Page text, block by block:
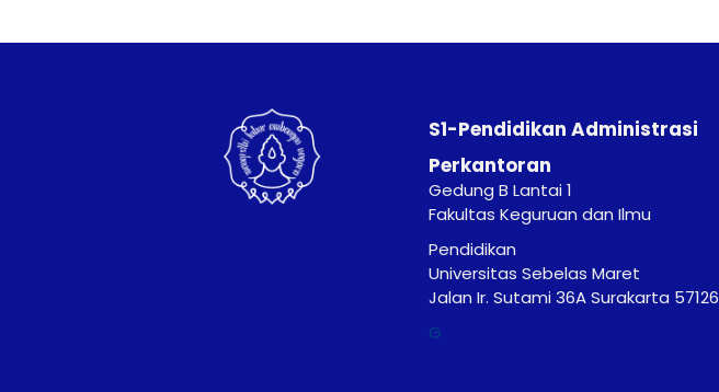
S1-Pendidikan Administrasi
Perkantoran
Gedung B Lantai 1
Fakultas Keguruan dan Ilmu
Pendidikan
Universitas Sebelas Maret
Jalan Ir. Sutami 36A Surakarta 57126
G